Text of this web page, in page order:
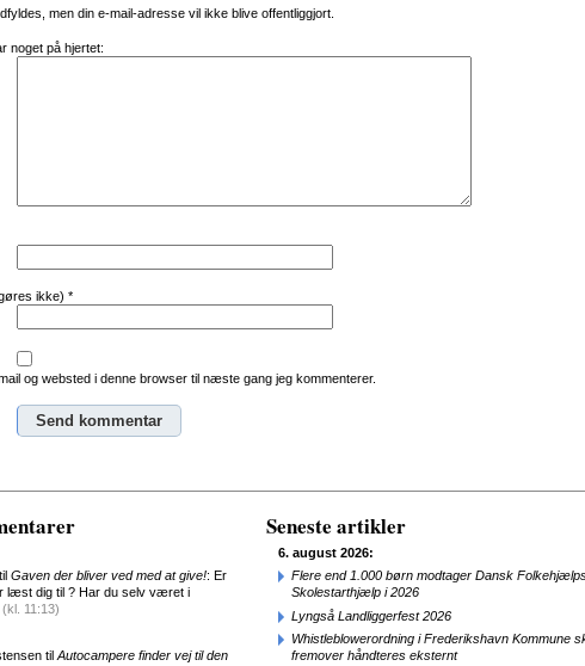
men din e-mail-adresse vil ikke blive offentliggjort.
noget på hjertet:
ikke) *
og websted i denne browser til næste gang jeg kommenterer.
Gaven der bliver ved med at give!: Er
læst dig til ? Har du selv været i
(kl. 11:13)
til Autocampere finder vej til den
Seneste artikler
6. august 2026:
Flere end 1.000 børn modtager Dansk
Skolestarthjælp i 2026
Lyngså Landliggerfest 2026
Whistleblowerordning i Frederikshavn Kommune
fremover håndteres eksternt